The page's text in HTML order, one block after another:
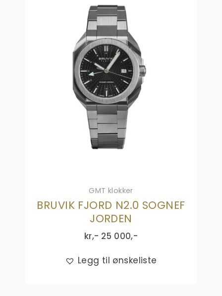
GMT klokker
BRUVIK FJORD N2.0 SOGNEF
JORDEN
kr,- 25 000,-
Legg til ønskeliste